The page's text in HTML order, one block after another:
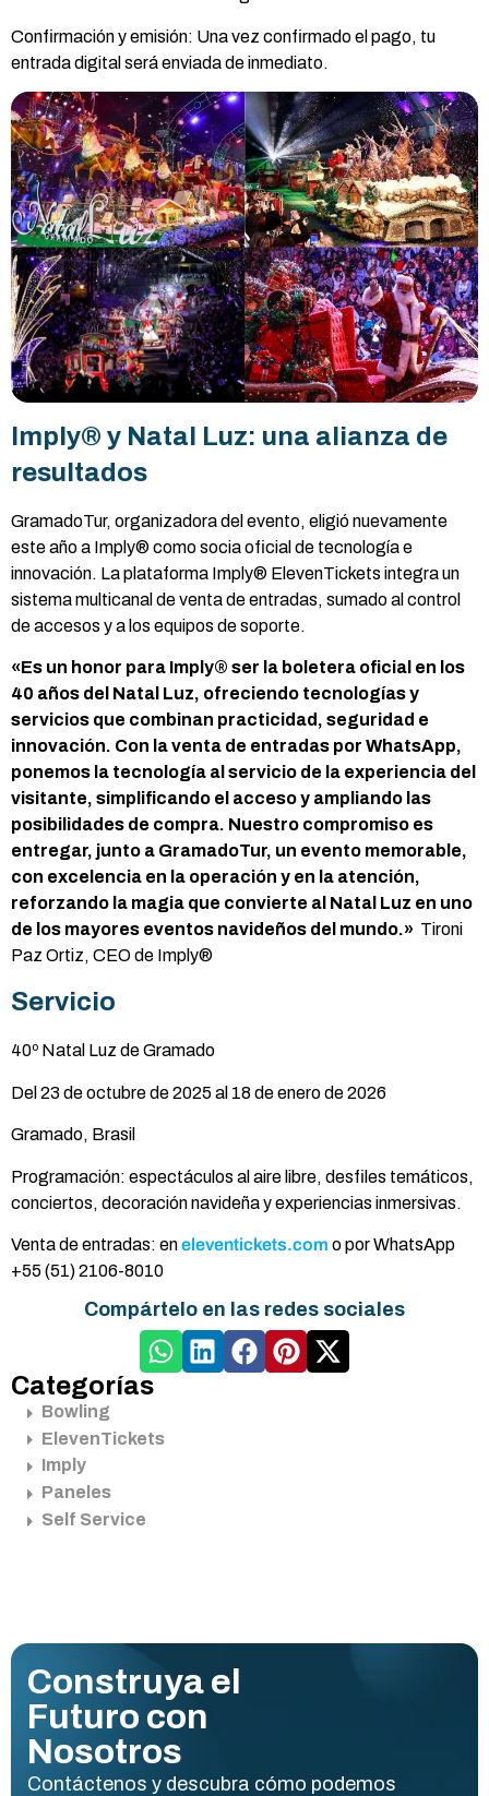
Confirmación y emisión: Una vez confirmado el pago, tu
entrada digital será enviada de inmediato.
Imply® y Natal Luz: una alianza de
resultados
GramadoTur, organizadora del evento, eligió nuevamente
este año a Imply® como socia oficial de tecnología e
innovación. La plataforma Imply® ElevenTickets integra un
sistema multicanal de venta de entradas, sumado al control
de accesos y a los equipos de soporte.
«Es un honor para Imply® ser la boletera oficial en los
40 años del Natal Luz, ofreciendo tecnologías y
servicios que combinan practicidad, seguridad e
innovación. Con la venta de entradas por WhatsApp,
ponemos la tecnología al servicio de la experiencia del
visitante, simplificando el acceso y ampliando las
posibilidades de compra. Nuestro compromiso es
entregar, junto a GramadoTur, un evento memorable,
con excelencia en la operación y en la atención,
reforzando la magia que convierte al Natal Luz en uno
de los mayores eventos navideños del mundo.» Tironi
Paz Ortiz, CEO de Imply®
Servicio
40º Natal Luz de Gramado
Del 23 de octubre de 2025 al 18 de enero de 2026
Gramado, Brasil
Programación: espectáculos al aire libre, desfiles temáticos,
conciertos, decoración navideña y experiencias inmersivas.
Venta de entradas: eneleventickets.com o por WhatsApp
+55 (51) 2106-8010
Compártelo en las redes sociales
Categorías
Bowling
ElevenTickets
Imply
Paneles
Self Service
Construya el
Futuro con
Nosotros
Contáctenos y descubra cómo podemos